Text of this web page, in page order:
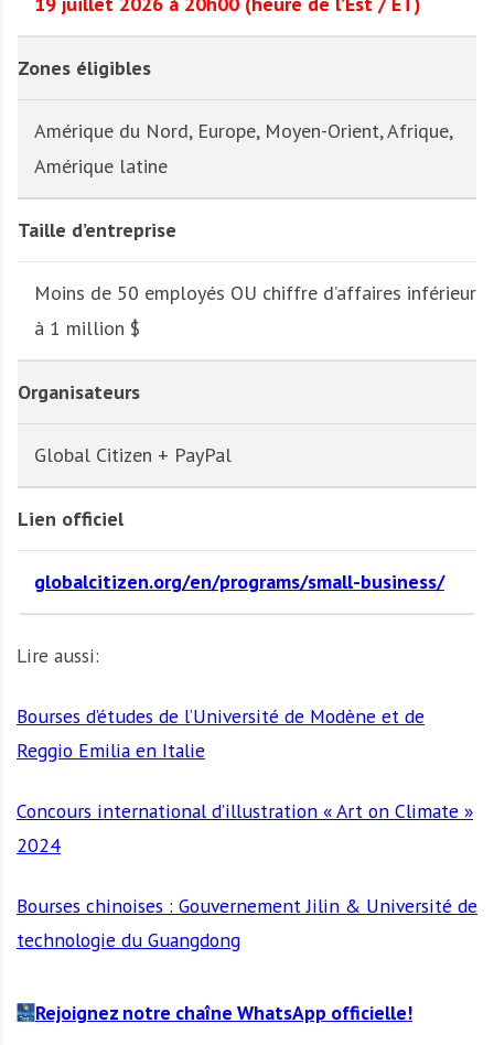
Zones éligibles
Amérique du Nord, Europe, Moyen-Orient, Afrique,
Amérique latine
Taille d’entreprise
Moins de 50 employés OU chiffre d’affaires inférieur
à 1 million $
Organisateurs
Global Citizen + PayPal
Lien officiel
globalcitizen.org/en/programs/small-business/
Lire aussi:
Bourses d’études de l’Université de Modène et de
Reggio Emilia en Italie
Concours international d’illustration « Art on Climate »
2024
Bourses chinoises : Gouvernement Jilin & Université de
technologie du Guangdong
Rejoignez notre chaîne WhatsApp officielle!